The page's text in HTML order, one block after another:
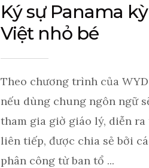
Ký sự Panama
Việt nhỏ bé
Theo chương trình của
nếu dùng chung ngôn ngữ
tham gia giờ giáo lý, diễn
liên tiếp, được chia sẻ bởi
phân công từ ban tổ ...